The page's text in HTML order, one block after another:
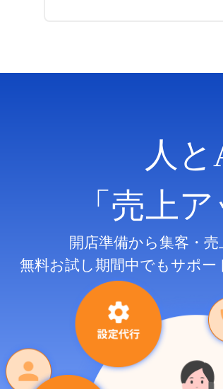
人
「売上
開店準備から集客・売
無料お試し期間中でもサポー